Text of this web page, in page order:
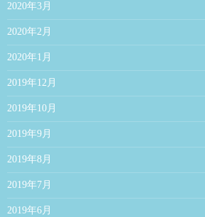
2020年3月
2020年2月
2020年1月
2019年12月
2019年10月
2019年9月
2019年8月
2019年7月
2019年6月